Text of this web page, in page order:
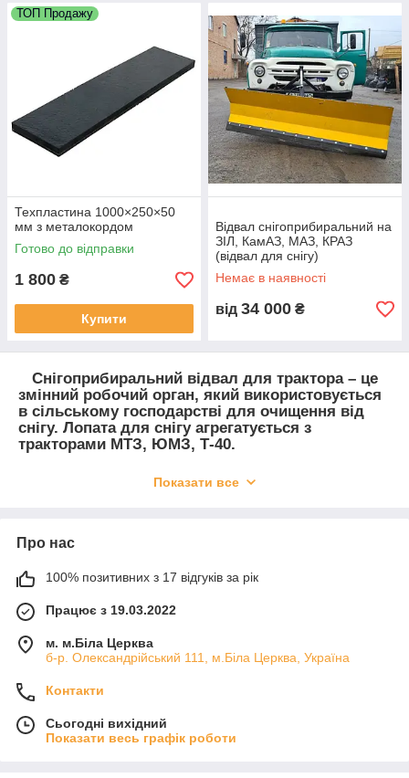
ТОП Продажу
Техпластина 1000×250×50
мм з металокордом
Готово до відправки
1 800 ₴
Купити
Відвал снігоприбиральний на
ЗІЛ, КамАЗ, МАЗ, КРАЗ
(відвал для снігу)
Немає в наявності
від 34 000 ₴
Снігоприбиральний відвал для трактора– це
змінний робочий орган, який використовується
в сільському господарстві для очищення від
снігу. Лопата для снігу агрегатується з
тракторами МТЗ, ЮМЗ, Т-40.
Лопата для снігу – види, особливості
встановлюється на лонжерон трактор та підключається до
двосторонні, з гідравлічним поворотом і механічним.
Односторонній відвал
снігу. Основа лопати - цілісно прокатний лист, товщиною 4
мм сферичної форми, щоб уникнути налипання снігу та
бруду. Ззаду лопати розташовані ребра жорсткості та
з дорожнім покриттям ставиться техпластина товщиною 40
мм, армована, для продовження терміну експлуатації.
Двосторонній відвалвідрізняється наявністю додаткового
металевого ножазі зворотного боку. З його допомогою
Показати все
Про нас
100% позитивних з 17 відгуків за рік
Працює з 19.03.2022
м. м.Біла Церква
б-р. Олександрійський 111, м.Біла Церква, Україна
Контакти
Сьогодні вихідний
Показати весь графік роботи